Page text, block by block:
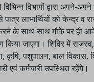
विभागों द्वारा अपने-
लाभार्थियों को केन्द्र व
के साथ-साथ मौके पर ही
जाएगा। शिविर में
कृषि, पशुपालन, बाल
एवं कर्मचारी उपस्थित रहेंगे।